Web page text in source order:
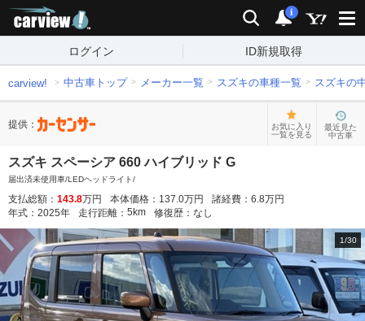
検索 通知
i
ログイン ID新規取得
carview! 中古車トップ メーカー一覧 スズキの車種一覧 スズキの
提供：
お気に入り
一覧を見る
最近見た
中古車
スズキ スペーシア 660 ハイブリッド G
届出済未使用車/LEDヘッドライト/
支払総額： 143.8万円 本体価格： 137.0万円 諸経費： 6.8万円
年式： 2025年 走行距離： 5 km 修復歴： なし
1/30